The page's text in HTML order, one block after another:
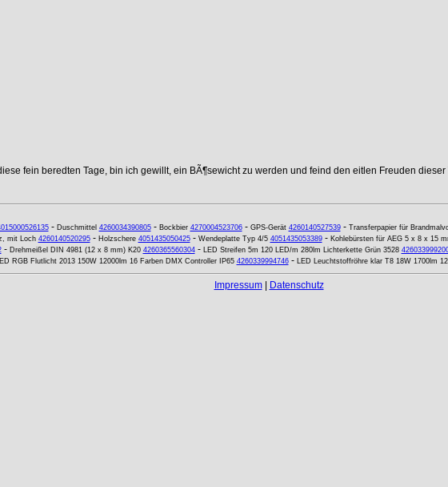
fein beredten Tage, bin ich gewillt, ein BÃ¶sewicht zu werden und feind den eitlen Freuden dieser
- Duschmittel 4260034390805- Bockbier 4270004523706- GPS-Gerät 4260140527539- Transferpapier für
mit Loch 4260140520295- Holzschere 4051435050425- Wendeplatte Typ 4/5 4051435053389- Kohlebürsten für AEG 5 x 8 x 15
- Drehmeißel DIN 4981 (12 x 8 mm) K20 4260365560304- LED Streifen 5m 120 LED/m 280lm Lichterkette Grün 3528
RGB Flutlicht 2013 150W 12000lm 16 Farben DMX Controller IP65 4260339994746- LED Leuchtstoffröhre klar T8 18W 1700lm
Impressum| Datenschutz